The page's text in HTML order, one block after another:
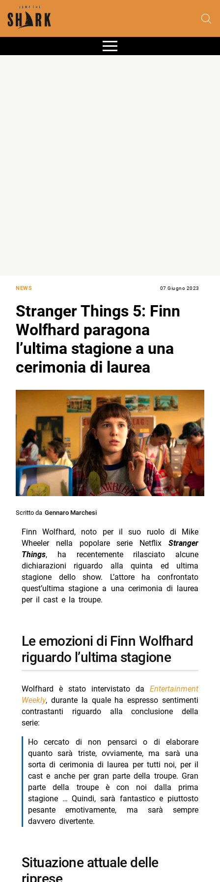
NEWS 07 Giugno 2023
Stranger Things 5: Finn
Wolfhard paragona
l’ultima stagione a una
cerimonia di laurea
Scritto da Gennaro Marchesi
Finn Wolfhard, noto per il suo ruolo di Mike
Wheeler nella popolare serie NetflixStranger
Things, ha recentemente rilasciato alcune
dichiarazioni riguardo alla quinta ed ultima
stagione dello show. L’attore ha confrontato
quest’ultima stagione a una cerimonia di laurea
per il cast e la troupe.
Le emozioni di Finn Wolfhard
riguardo l’ultima stagione
Wolfhard è stato intervistato daEntertainment
Weekly, durante la quale ha espresso sentimenti
contrastanti riguardo alla conclusione della
serie:
Ho cercato di non pensarci o di elaborare
quanto sarà triste, ovviamente, ma sarà una
sorta di cerimonia di laurea per tutti noi, per il
cast e anche per gran parte della troupe. Gran
parte della troupe è con noi dalla prima
stagione … Quindi, sarà fantastico e piuttosto
pesante emotivamente, ma sarà sempre
davvero divertente.
Situazione attuale delle